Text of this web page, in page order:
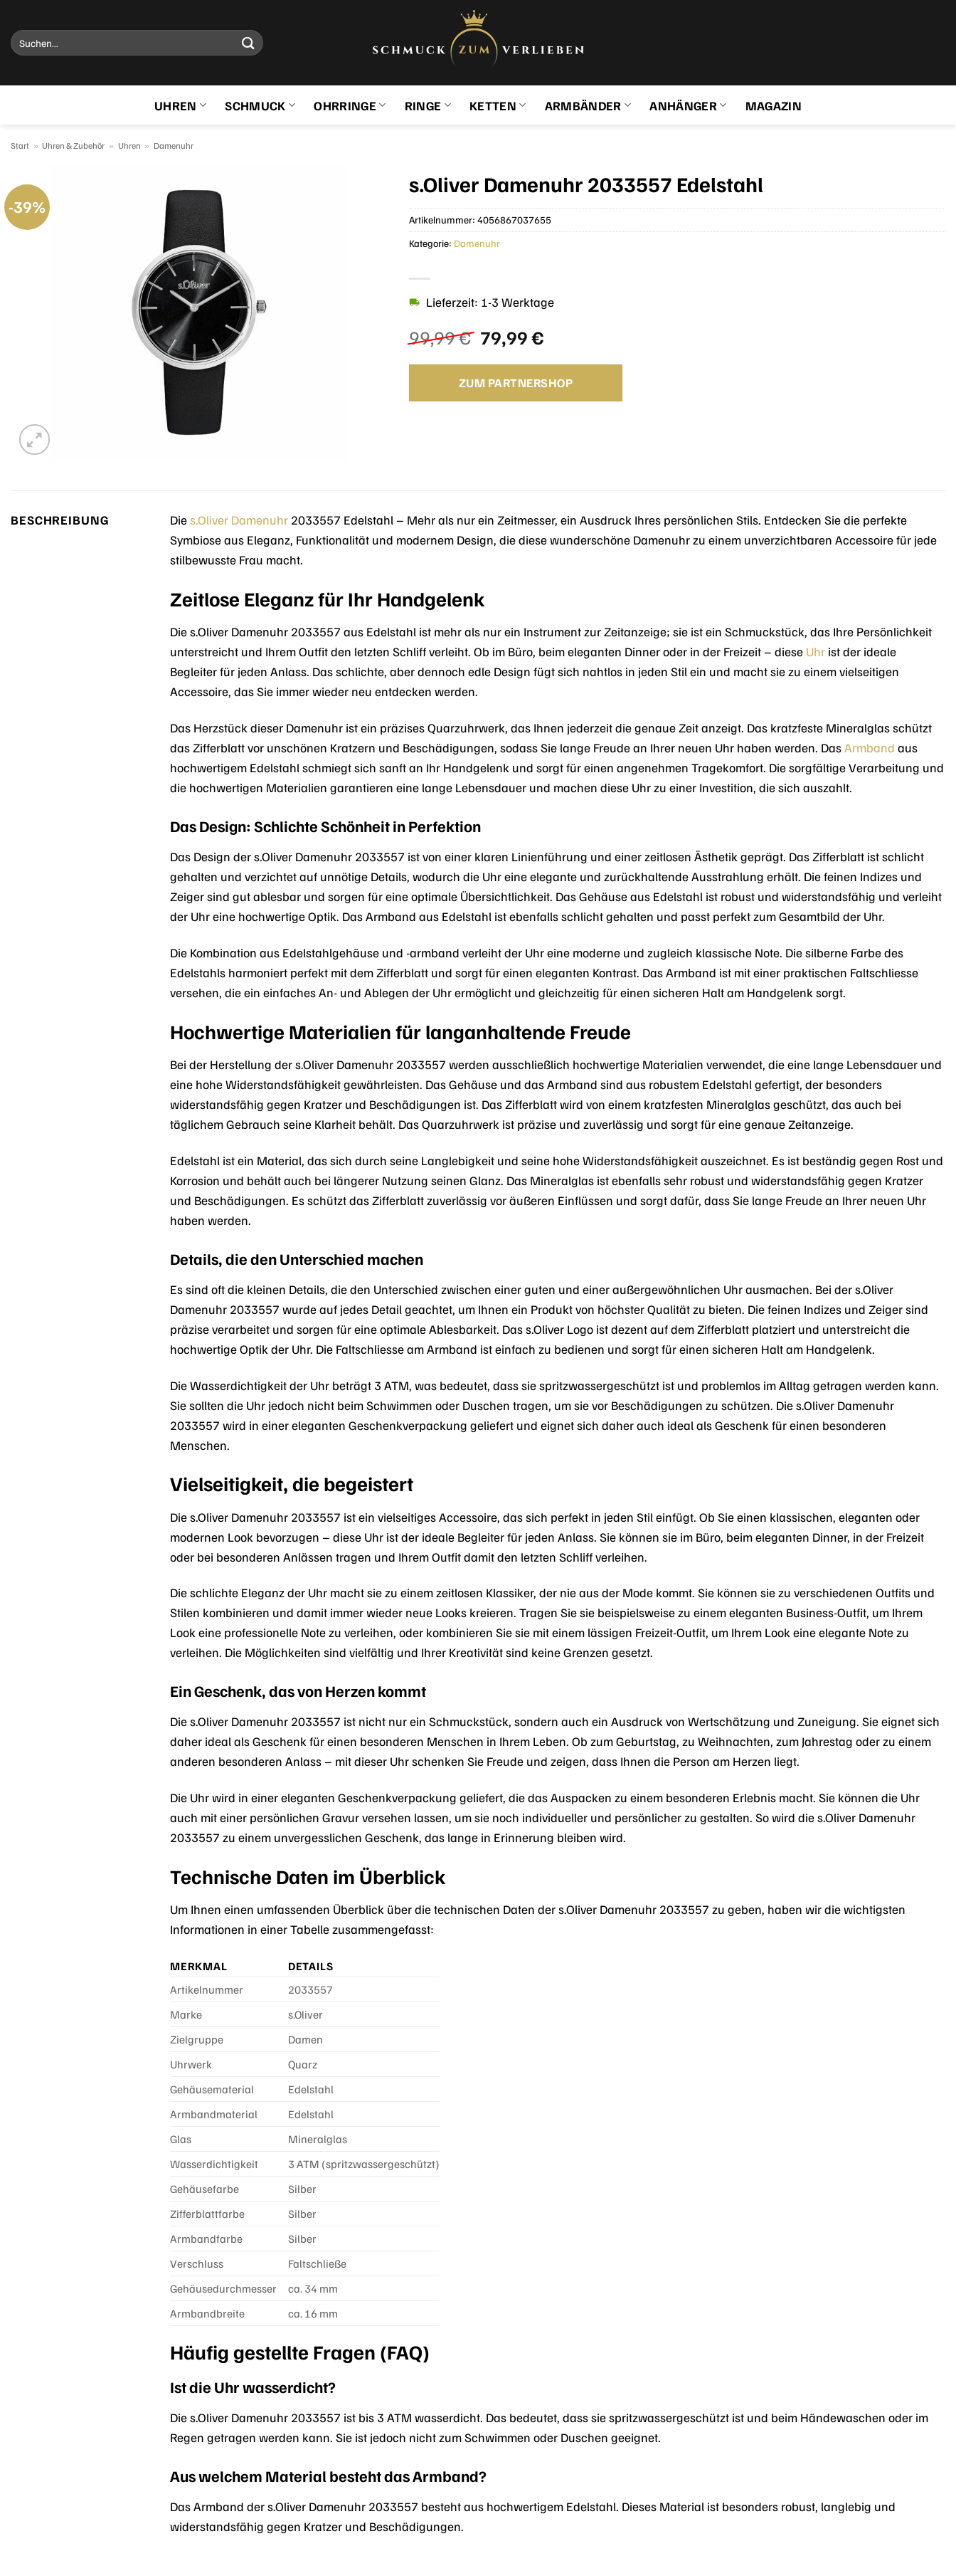
Inhalt
springen
Suchen
nach:
UHREN SCHMUCK OHRRINGE RINGE KETTEN ARMBÄNDER ANHÄNGER MAGAZIN
Start » Uhren & Zubehör » Uhren » Damenuhr
-39%
s.Oliver Damenuhr 2033557 Edelstahl
99,99€ Ursprünglicher
Preis
war:
99,99 €
79,99€Aktueller
ist:
79,99 €.
Lieferzeit: 1-3 Werktage
ZUM PARTNERSHOP
Artikelnummer: 4056867037655
Kategorie: Damenuhr
BESCHREIBUNG Dies.Oliver Damenuhr 2033557 Edelstahl – Mehr als nur ein Zeitmesser, ein Ausdruck Ihres persönlichen Stils. Entdecken Sie die perfekte
Symbiose aus Eleganz, Funktionalität und modernem Design, die diese wunderschöne Damenuhr zu einem unverzichtbaren Accessoire für jede
stilbewusste Frau macht.
Zeitlose Eleganz für Ihr Handgelenk
Die s.Oliver Damenuhr 2033557 aus Edelstahl ist mehr als nur ein Instrument zur Zeitanzeige; sie ist ein Schmuckstück, das Ihre Persönlichkeit
unterstreicht und Ihrem Outfit den letzten Schliff verleiht. Ob im Büro, beim eleganten Dinner oder in der Freizeit – diese Uhr ist der ideale
Begleiter für jeden Anlass. Das schlichte, aber dennoch edle Design fügt sich nahtlos in jeden Stil ein und macht sie zu einem vielseitigen
Accessoire, das Sie immer wieder neu entdecken werden.
Das Herzstück dieser Damenuhr ist ein präzises Quarzuhrwerk, das Ihnen jederzeit die genaue Zeit anzeigt. Das kratzfeste Mineralglas schützt
das Zifferblatt vor unschönen Kratzern und Beschädigungen, sodass Sie lange Freude an Ihrer neuen Uhr haben werden. DasArmband aus
hochwertigem Edelstahl schmiegt sich sanft an Ihr Handgelenk und sorgt für einen angenehmen Tragekomfort. Die sorgfältige Verarbeitung und
die hochwertigen Materialien garantieren eine lange Lebensdauer und machen diese Uhr zu einer Investition, die sich auszahlt.
Das Design: Schlichte Schönheit in Perfektion
Das Design der s.Oliver Damenuhr 2033557 ist von einer klaren Linienführung und einer zeitlosen Ästhetik geprägt. Das Zifferblatt ist schlicht
gehalten und verzichtet auf unnötige Details, wodurch die Uhr eine elegante und zurückhaltende Ausstrahlung erhält. Die feinen Indizes und
Zeiger sind gut ablesbar und sorgen für eine optimale Übersichtlichkeit. Das Gehäuse aus Edelstahl ist robust und widerstandsfähig und verleiht
der Uhr eine hochwertige Optik. Das Armband aus Edelstahl ist ebenfalls schlicht gehalten und passt perfekt zum Gesamtbild der Uhr.
Die Kombination aus Edelstahlgehäuse und -armband verleiht der Uhr eine moderne und zugleich klassische Note. Die silberne Farbe des
Edelstahls harmoniert perfekt mit dem Zifferblatt und sorgt für einen eleganten Kontrast. Das Armband ist mit einer praktischen Faltschliesse
versehen, die ein einfaches An- und Ablegen der Uhr ermöglicht und gleichzeitig für einen sicheren Halt am Handgelenk sorgt.
Hochwertige Materialien für langanhaltende Freude
Bei der Herstellung der s.Oliver Damenuhr 2033557 werden ausschließlich hochwertige Materialien verwendet, die eine lange Lebensdauer und
eine hohe Widerstandsfähigkeit gewährleisten. Das Gehäuse und das Armband sind aus robustem Edelstahl gefertigt, der besonders
widerstandsfähig gegen Kratzer und Beschädigungen ist. Das Zifferblatt wird von einem kratzfesten Mineralglas geschützt, das auch bei
täglichem Gebrauch seine Klarheit behält. Das Quarzuhrwerk ist präzise und zuverlässig und sorgt für eine genaue Zeitanzeige.
Edelstahl ist ein Material, das sich durch seine Langlebigkeit und seine hohe Widerstandsfähigkeit auszeichnet. Es ist beständig gegen Rost und
Korrosion und behält auch bei längerer Nutzung seinen Glanz. Das Mineralglas ist ebenfalls sehr robust und widerstandsfähig gegen Kratzer
und Beschädigungen. Es schützt das Zifferblatt zuverlässig vor äußeren Einflüssen und sorgt dafür, dass Sie lange Freude an Ihrer neuen Uhr
haben werden.
Details, die den Unterschied machen
Es sind oft die kleinen Details, die den Unterschied zwischen einer guten und einer außergewöhnlichen Uhr ausmachen. Bei der s.Oliver
Damenuhr 2033557 wurde auf jedes Detail geachtet, um Ihnen ein Produkt von höchster Qualität zu bieten. Die feinen Indizes und Zeiger sind
präzise verarbeitet und sorgen für eine optimale Ablesbarkeit. Das s.Oliver Logo ist dezent auf dem Zifferblatt platziert und unterstreicht die
hochwertige Optik der Uhr. Die Faltschliesse am Armband ist einfach zu bedienen und sorgt für einen sicheren Halt am Handgelenk.
Die Wasserdichtigkeit der Uhr beträgt 3 ATM, was bedeutet, dass sie spritzwassergeschützt ist und problemlos im Alltag getragen werden kann.
Sie sollten die Uhr jedoch nicht beim Schwimmen oder Duschen tragen, um sie vor Beschädigungen zu schützen. Die s.Oliver Damenuhr
2033557 wird in einer eleganten Geschenkverpackung geliefert und eignet sich daher auch ideal als Geschenk für einen besonderen
Menschen.
Vielseitigkeit, die begeistert
Die s.Oliver Damenuhr 2033557 ist ein vielseitiges Accessoire, das sich perfekt in jeden Stil einfügt. Ob Sie einen klassischen, eleganten oder
modernen Look bevorzugen – diese Uhr ist der ideale Begleiter für jeden Anlass. Sie können sie im Büro, beim eleganten Dinner, in der Freizeit
oder bei besonderen Anlässen tragen und Ihrem Outfit damit den letzten Schliff verleihen.
Die schlichte Eleganz der Uhr macht sie zu einem zeitlosen Klassiker, der nie aus der Mode kommt. Sie können sie zu verschiedenen Outfits und
Stilen kombinieren und damit immer wieder neue Looks kreieren. Tragen Sie sie beispielsweise zu einem eleganten Business-Outfit, um Ihrem
Look eine professionelle Note zu verleihen, oder kombinieren Sie sie mit einem lässigen Freizeit-Outfit, um Ihrem Look eine elegante Note zu
verleihen. Die Möglichkeiten sind vielfältig und Ihrer Kreativität sind keine Grenzen gesetzt.
Ein Geschenk, das von Herzen kommt
Die s.Oliver Damenuhr 2033557 ist nicht nur ein Schmuckstück, sondern auch ein Ausdruck von Wertschätzung und Zuneigung. Sie eignet sich
daher ideal als Geschenk für einen besonderen Menschen in Ihrem Leben. Ob zum Geburtstag, zu Weihnachten, zum Jahrestag oder zu einem
anderen besonderen Anlass – mit dieser Uhr schenken Sie Freude und zeigen, dass Ihnen die Person am Herzen liegt.
Die Uhr wird in einer eleganten Geschenkverpackung geliefert, die das Auspacken zu einem besonderen Erlebnis macht. Sie können die Uhr
auch mit einer persönlichen Gravur versehen lassen, um sie noch individueller und persönlicher zu gestalten. So wird die s.Oliver Damenuhr
2033557 zu einem unvergesslichen Geschenk, das lange in Erinnerung bleiben wird.
Technische Daten im Überblick
Um Ihnen einen umfassenden Überblick über die technischen Daten der s.Oliver Damenuhr 2033557 zu geben, haben wir die wichtigsten
Informationen in einer Tabelle zusammengefasst:
MERKMAL
DETAILS
Artikelnummer
2033557
Marke
s.Oliver
Zielgruppe
Damen
Uhrwerk
Quarz
Gehäusematerial
Edelstahl
Armbandmaterial
Edelstahl
Glas
Mineralglas
Wasserdichtigkeit
3 ATM (spritzwassergeschützt)
Gehäusefarbe
Silber
Zifferblattfarbe
Silber
Armbandfarbe
Silber
Verschluss
Faltschließe
Gehäusedurchmesser
ca. 34 mm
Armbandbreite
ca. 16 mm
Häufig gestellte Fragen (FAQ)
Ist die Uhr wasserdicht?
Die s.Oliver Damenuhr 2033557 ist bis 3 ATM wasserdicht. Das bedeutet, dass sie spritzwassergeschützt ist und beim Händewaschen oder im
Regen getragen werden kann. Sie ist jedoch nicht zum Schwimmen oder Duschen geeignet.
Aus welchem Material besteht das Armband?
Das Armband der s.Oliver Damenuhr 2033557 besteht aus hochwertigem Edelstahl. Dieses Material ist besonders robust, langlebig und
widerstandsfähig gegen Kratzer und Beschädigungen.